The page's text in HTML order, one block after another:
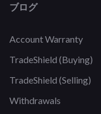
ブログ
Account Warranty
TradeShield (Buying)
TradeShield (Selling)
Withdrawals